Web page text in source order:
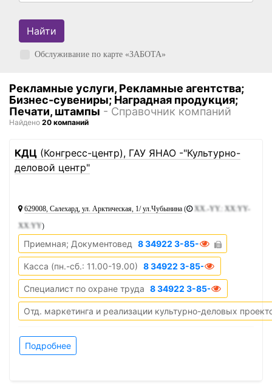
Найти
Обслуживание по карте «ЗАБОТА»
Рекламные услуги, Рекламные агентства;
Бизнес-сувениры; Наградная продукция;
Печати, штампы - Справочник компаний
Найдено 20 компаний
КДЦ (Конгресс-центр), ГАУ ЯНАО -"Культурно-
деловой центр"
629008, Салехард, ул. Арктическая, 1/ ул.Чубынина (
XX.-YY.: XX:YY-
XX:YY)
Приемная; Документовед 8 34922 3-85-91
Касса (пн.-сб.: 11.00-19.00) 8 34922 3-85-56
Специалист по охране труда 8 34922 3-85-96
Отд. маркетинга и реализации культурно-деловых
Подробнее